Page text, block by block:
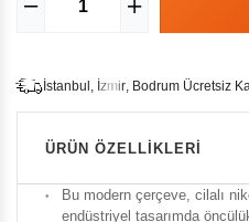
İstanbu , İzmir, Bodrum Ücretsiz K
ÜRÜN ÖZELLIKLERI
Bu modern çerçeve, cilalı
endüstriyel tasarımda